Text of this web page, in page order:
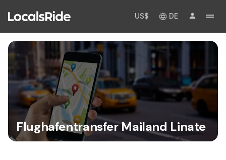
US$ DE
Flughafentransfer Mailand Linate